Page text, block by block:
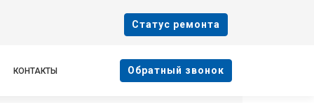
Cтатус ремонта
КОНТАКТЫ Oбратный звонок